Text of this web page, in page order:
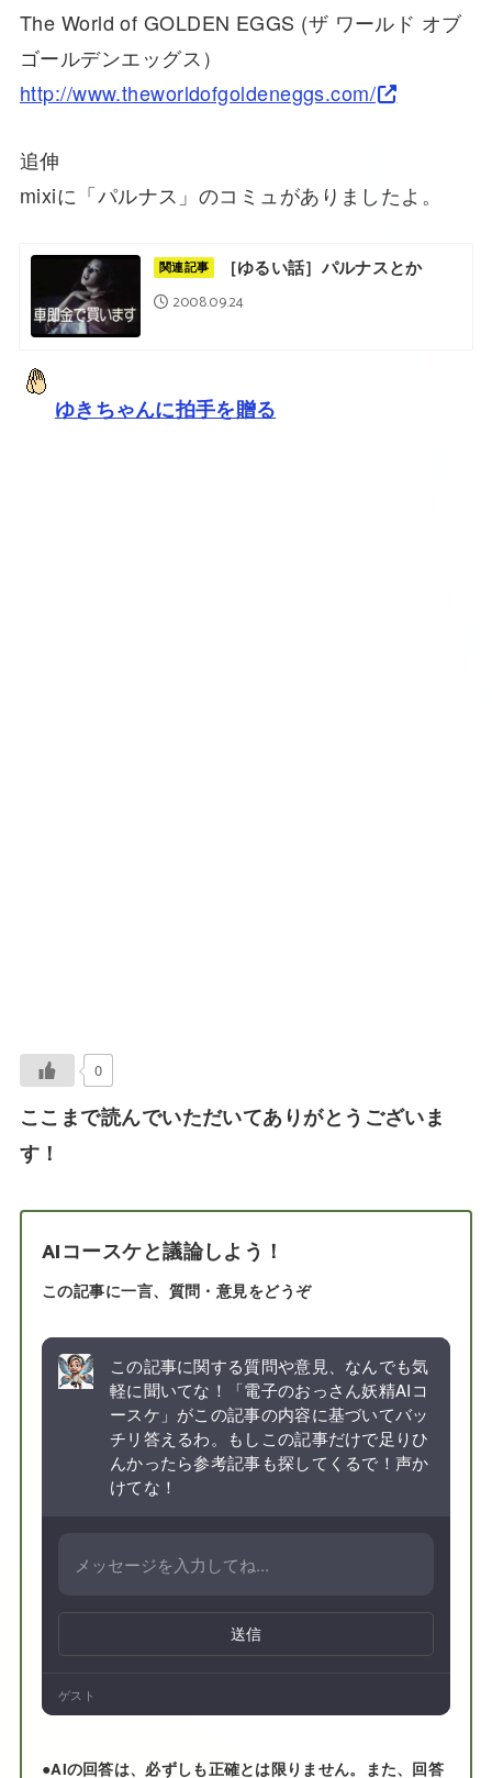
The World of GOLDEN EGGS (ザ ワールド オブ
ゴールデンエッグス）
http://www.theworldofgoldeneggs.com/
追伸
mixiに「パルナス」のコミュがありましたよ。
関連記事 ［ゆるい話］パルナスとか
2008.09.24
ゆきちゃんに拍手を贈る
0
ここまで読んでいただいてありがとうございま
す！
AIコースケと議論しよう！
この記事に一言、質問・意見をどうぞ
この記事に関する質問や意見、なんでも気
軽に聞いてな！「電子のおっさん妖精AIコ
ースケ」がこの記事の内容に基づいてバッ
チリ答えるわ。もしこの記事だけで足りひ
んかったら参考記事も探してくるで！声か
けてな！
送信
ゲスト
●AIの回答は、必ずしも正確とは限りません。また、回答